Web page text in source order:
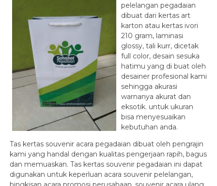
pelelangan pegadaian
dibuat dari kertas art
karton atau kertas ivori
210 gram, laminasi
glossy, tali kurr, dicetak
full color, desain sesuka
hatimu yang di buat oleh
desainer profesional kami
sehingga akurasi
warnanya akurat dan
eksotik. untuk ukuran
bisa menyesuaikan
kebutuhan anda.
Tas kertas souvenir acara pegadaian dibuat oleh pengrajin
kami yang handal dengan kualitas pengerjaan rapih, bagus
dan memuaskan. Tas kertas souvenir pegadaian ini dapat
digunakan untuk keperluan acara souvenir pelelangan,